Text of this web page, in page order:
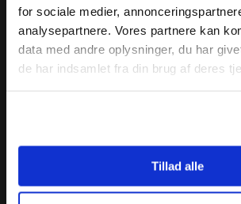
for sociale medier,
analysepartnere. Vores partnere kan
data med andre oplysninger, du har
de har indsamlet fra din brug af deres
Tillad alle